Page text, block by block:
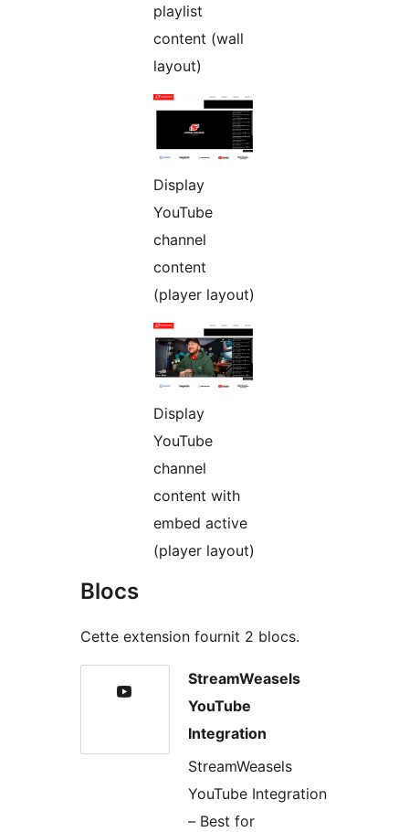
playlist
content (wall
layout)
Display
YouTube
channel
content
(player layout)
Display
YouTube
channel
content with
embed active
(player layout)
Blocs
Cette extension fournit 2 blocs.
StreamWeasels
YouTube
Integration
StreamWeasels
YouTube Integration
– Best for